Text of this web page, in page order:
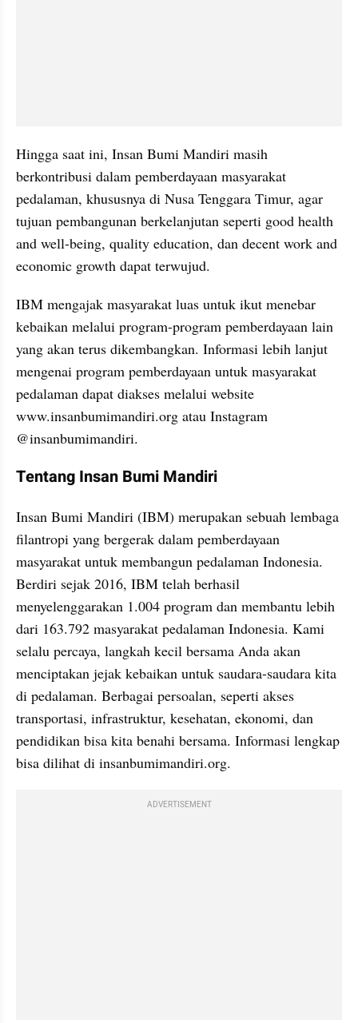
Hingga saat ini, Insan Bumi Mandiri masih
berkontribusi dalam pemberdayaan masyarakat
pedalaman, khususnya di Nusa Tenggara Timur, agar
tujuan pembangunan berkelanjutan seperti good health
and well-being, quality education, dan decent work and
economic growth dapat terwujud.
IBM mengajak masyarakat luas untuk ikut menebar
kebaikan melalui program-program pemberdayaan lain
yang akan terus dikembangkan. Informasi lebih lanjut
mengenai program pemberdayaan untuk masyarakat
pedalaman dapat diakses melalui website
www.insanbumimandiri.org atau Instagram
@insanbumimandiri.
Tentang Insan Bumi Mandiri
Insan Bumi Mandiri (IBM) merupakan sebuah lembaga
filantropi yang bergerak dalam pemberdayaan
masyarakat untuk membangun pedalaman Indonesia.
Berdiri sejak 2016, IBM telah berhasil
menyelenggarakan 1.004 program dan membantu lebih
dari 163.792 masyarakat pedalaman Indonesia. Kami
selalu percaya, langkah kecil bersama Anda akan
menciptakan jejak kebaikan untuk saudara-saudara kita
di pedalaman. Berbagai persoalan, seperti akses
transportasi, infrastruktur, kesehatan, ekonomi, dan
pendidikan bisa kita benahi bersama. Informasi lengkap
bisa dilihat di insanbumimandiri.org.
ADVERTISEMENT